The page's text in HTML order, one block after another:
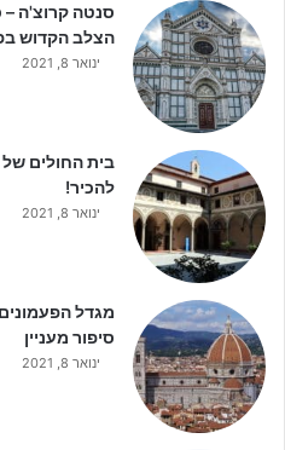
סנטה קרוצ'ה –
הצלב הקדוש
ינואר 8, 2021
בית החולים
להכיר!
ינואר 8, 2021
מגדל
סיפור מעניין
ינואר 8, 2021